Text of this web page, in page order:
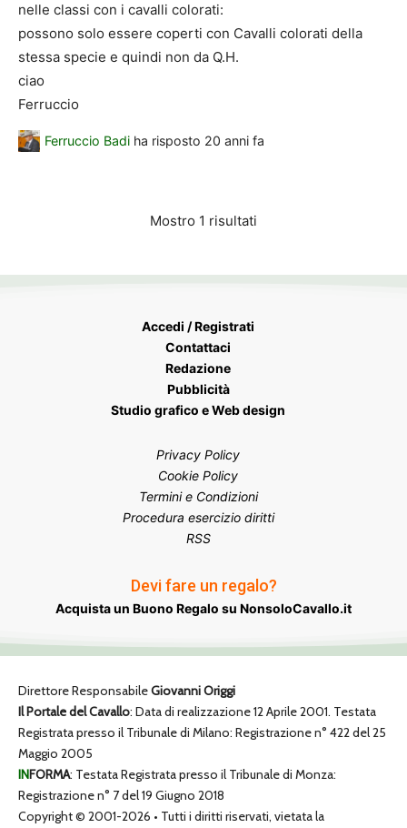
nelle classi con i cavalli colorati:
possono solo essere coperti con Cavalli colorati della
stessa specie e quindi non da Q.H.
ciao
Ferruccio
Ferruccio Badi ha risposto 20 anni fa
Mostro 1 risultati
Accedi / Registrati
Contattaci
Redazione
Pubblicità
Studio grafico e Web design
Privacy Policy
Cookie Policy
Termini e Condizioni
Procedura esercizio diritti
RSS
Devi fare un regalo?
Acquista un Buono Regalo su NonsoloCavallo.it
Direttore ResponsabileGiovanni Origgi
Il Portale del Cavallo: Data di realizzazione 12 Aprile 2001. Testata
Registrata presso il Tribunale di Milano: Registrazione n° 422 del 25
Maggio 2005
INFORMA: Testata Registrata presso il Tribunale di Monza:
Registrazione n° 7 del 19 Giugno 2018
Copyright © 2001-2026 • Tutti i diritti riservati, vietata la